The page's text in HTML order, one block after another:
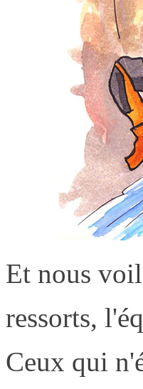
Et nous
ressorts,
Ceux qui